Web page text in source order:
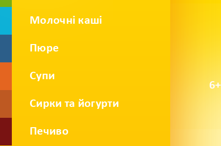
Молочні каші
Пюре
Супи
Сирки та йогурти
Печиво
6+